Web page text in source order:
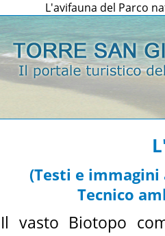
L'avifauna del Parco
(Testi e immagini
Tecnico
Il vasto Biotopo